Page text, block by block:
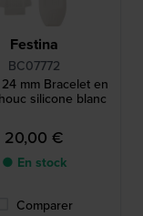
Festina
BC07772
24 mm Bracelet en
silicone blanc
20,00 €
● En stock
Comparer